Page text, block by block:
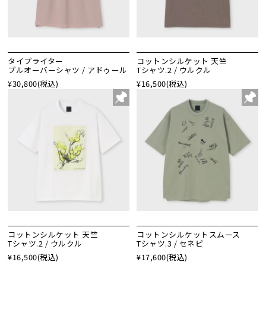
タイプライター
プルオーバーシャツ / アドゥール
¥30,800(税込)
コットンシルケット 天竺
Tシャツ.2 / ウルクル
¥16,500(税込)
コットンシルケット 天竺
Tシャツ.2 / ウルクル
¥16,500(税込)
コットンシルケットスムース
Tシャツ.3 / セネピ
¥17,600(税込)